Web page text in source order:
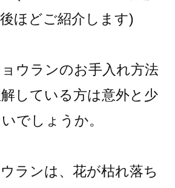
ほどご紹介します)
ウランのお手入れ方法
している方は意外と少
でしょうか。
ランは、花が枯れ落ち